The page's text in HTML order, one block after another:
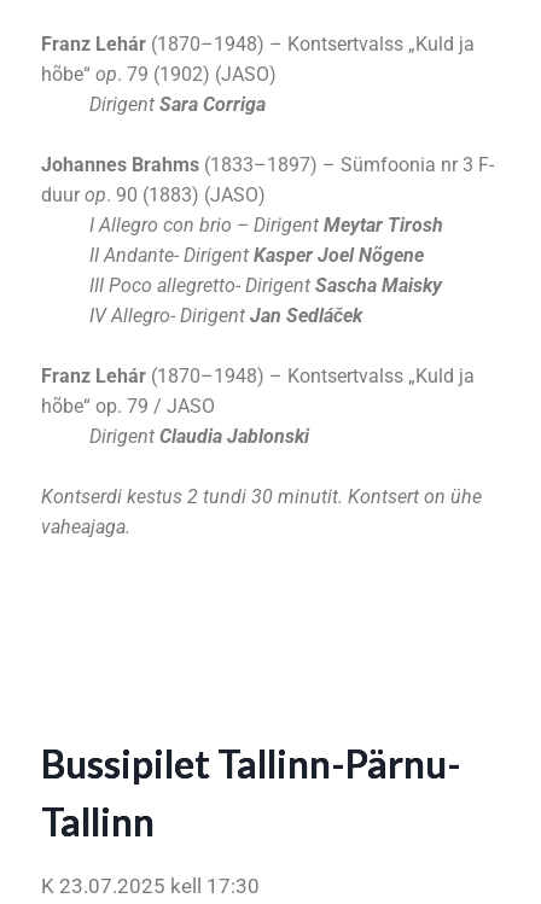
Franz Lehár (1870–1948) – Kontsertvalss „ Kuld ja
hõbe“ op. 79 (1902) (JASO)
Dirigent Sara Corriga
Johannes Brahms (1833–1897) – Sümfoonia nr 3 F-
duur op. 90 (1883) (JASO)
I Allegro con brio – Dirigent Meytar Tirosh
II Andante- Dirigent Kasper Joel Nõgene
III Poco allegretto- Dirigent Sascha Maisky
IV Allegro- Dirigent Jan Sedláček
Franz Lehár (1870–1948) – Kontsertvalss „Kuld ja
hõbe“ op. 79 / JASO
Dirigent Claudia Jablonski
Kontserdi kestus 2 tundi 30 minutit. Kontsert on ühe
vaheajaga.
Bussipilet Tallinn-Pärnu-
Tallinn
K 23.07.2025 kell 17:30